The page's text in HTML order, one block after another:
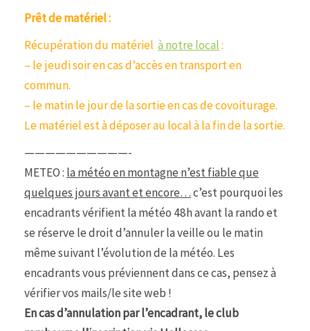
Prêt de matériel :
Récupération du matériel à notre local:
– le jeudi soir en cas d’accès en transport en
commun.
– le matin le jour de la sortie en cas de covoiturage.
Le matériel est à déposer au local à la fin de la sortie.
——————————-
METEO : la météo en montagne n’est fiable que
quelques jours avant et encore…c’est pourquoi les
encadrants vérifient la météo 48h avant la rando et
se réserve le droit d’annuler la veille ou le matin
même suivant l’évolution de la météo. Les
encadrants vous préviennent dans ce cas, pensez à
vérifier vos mails/le site web !
En cas d’annulation par l’encadrant, le club